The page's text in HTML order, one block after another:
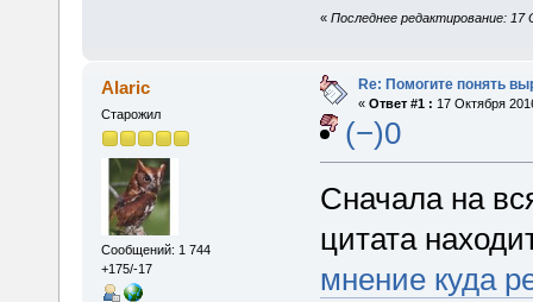
« Последнее редактирование:
Alaric
Старожил
Сообщений: 1 744
+175/-17
Re: Помогите понять
« Ответ #1 : 17 Октября
(−)0
Сначала на
цитата
мнение куда